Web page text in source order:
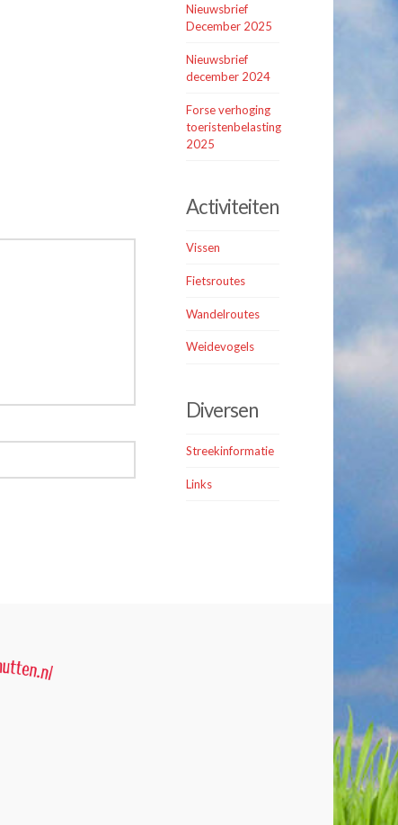
Nieuwsbrief
December 2025
Nieuwsbrief
december 2024
Forse verhoging
toeristenbelasting
2025
Activiteiten
Vissen
Fietsroutes
Wandelroutes
Weidevogels
Diversen
Streekinformatie
Links